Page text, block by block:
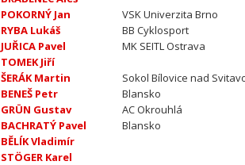
POKORNÝ Jan VSK Univerzita Brno
RYBA Lukáš BB Cyklosport
JUŘICA Pavel MK SEITL Ostrava
TOMEK Jiří
ŠERÁK Martin Sokol Bílovice nad
BENEŠ Petr Blansko
GRÜN Gustav AC Okrouhlá
BACHRATÝ Pavel Blansko
BĚLÍK Vladimír
STÖGER Karel